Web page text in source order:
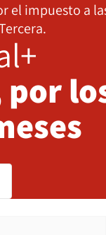
el impuesto a
por